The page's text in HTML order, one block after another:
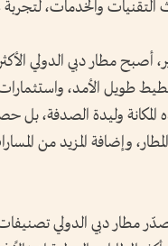
التقنيات والخدمات،
أصبح مطار دبي الدولي
طويل الأمد،
المكانة وليدة الصدفة،
وإضافة المزيد من
عام 2014، تصدّر مطار دبي الدولي